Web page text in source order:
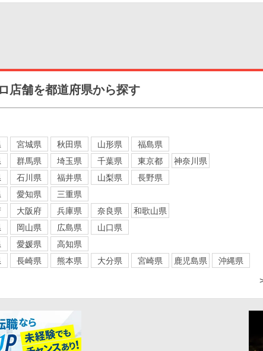
店舗を都道府県から探す
宮城県 秋田県 山形県
福島県
群馬県 埼玉県 千葉県 東京都
神奈川県
石川県 福井県 山梨県
長野県
愛知県
三重県
大阪府 兵庫県 奈良県
和歌山県
岡山県 広島県
山口県
愛媛県
高知県
長崎県 熊本県 大分県 宮崎県 鹿児島県 沖縄県